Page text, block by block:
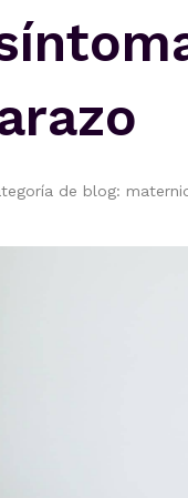
de blog: